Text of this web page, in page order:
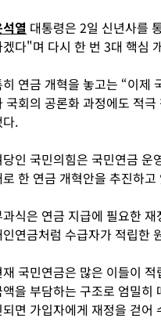
열 대통령은 2일 신년사를
다"며 다시 한 번 3대 핵심
연금 개혁을 놓고는 “이제
국회의 공론화 과정에도 적
.
당인 국민의힘은 국민연금
로 한 연금 개혁안을 추진하
식은 연금 지급에 필요한
인연금처럼 수급자가 적립한
국민연금은 많은 이들이
을 부담하는 구조로 엄밀히
되면 가입자에게 재정을 걷어